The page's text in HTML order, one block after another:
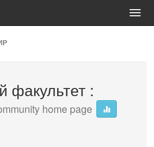
факультет :
home page